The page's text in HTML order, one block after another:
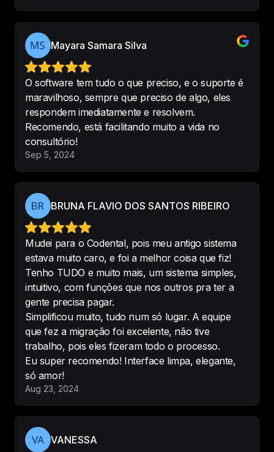
Excelente sistema para
agendamentos, controle de
pagamento, análise de pacientes,
tem suporte disponível através de
chats dentro do app. Muito bom!
-
Codental melhorou muito os
processos de agendamento dos
nossos pacientes,
profissionalizando ainda mais o
atendimento.
-Renata Rangel
Super Indico a Codental,  prático,
intuitivo,  necessário,  o suporte é
pela Josi com muito carinho e
profissionalismo.
Mayara Samara Silva
O software tem tudo o que preciso, e o suporte é
maravilhoso, sempre que preciso de algo, eles
respondem imediatamente e resolvem.
Recomendo, está facilitando muito a vida no
consultório!
Sep 5, 2024
BRUNA FLAVIO DOS SANTOS RIBEIRO
Mudei para o Codental, pois meu antigo sistema
estava muito caro, e foi a melhor coisa que fiz!
Tenho TUDO e muito mais, um sistema simples,
intuitivo, com funções que nos outros pra ter a
gente precisa pagar.
Simplificou muito, tudo num só lugar. A equipe
que fez a migração foi excelente, não tive
trabalho, pois eles fizeram todo o processo.
Eu super recomendo! Interface limpa, elegante,
só amor!
Aug 23, 2024
VANESSA